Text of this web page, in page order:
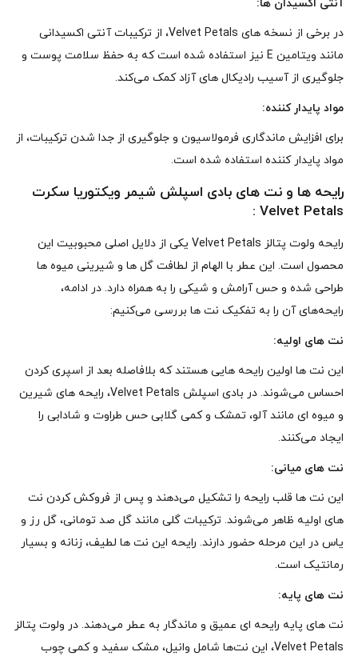
آنتی‌ اکسیدان‌ ها:
در برخی از نسخه‌ های Velvet Petals، از ترکیبات آنتی‌ اکسیدانی
مانند ویتامین E نیز استفاده شده است که به حفظ سلامت پوست و
جلوگیری از آسیب رادیکال‌ های آزاد کمک می‌کند.
مواد پایدار کننده:
برای افزایش ماندگاری فرمولاسیون و جلوگیری از جدا شدن ترکیبات، از
مواد پایدار کننده استفاده شده است.
رایحه‌ ها و نت‌ های بادی اسپلش شیمر ویکتوریا سکرت
Velvet Petals :
رایحه ولوت پتالز Velvet Petals یکی از دلایل اصلی محبوبیت این
محصول است. این عطر با الهام از لطافت گل‌ ها و شیرینی میوه‌ ها
طراحی شده و حس آرامش و شیکی را به همراه دارد. در ادامه،
رایحه‌های آن را به تفکیک نت‌ ها بررسی می‌کنیم:
نت‌ های اولیه:
این نت‌ ها اولین رایحه‌ هایی هستند که بلافاصله بعد از اسپری کردن
احساس می‌شوند. در بادی اسپلش Velvet Petals، رایحه‌ های شیرین
و میوه‌ ای مانند آلو، تمشک و کمی گلابی حس طراوت و شادابی را
ایجاد می‌کنند.
نت‌ های میانی:
این نت‌ ها قلب رایحه را تشکیل می‌دهند و پس از فروکش کردن نت‌
های اولیه ظاهر می‌شوند. ترکیبات گلی مانند گل صد تومانی، گل رز و
یاس در این مرحله حضور دارند. رایحه این نت‌ ها لطیف، زنانه و بسیار
رمانتیک است.
نت‌ های پایه:
نت‌ های پایه رایحه‌ ای عمیق و ماندگار به عطر می‌دهند. در ولوت پتالز
Velvet Petals، این نت‌ها شامل وانیل، مشک سفید و کمی چوب